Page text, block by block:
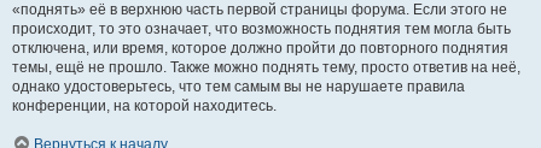
«поднять» её в верхнюю часть первой страницы форума. Если этого не
происходит, то это означает, что возможность поднятия тем могла быть
отключена, или время, которое должно пройти до повторного поднятия
темы, ещё не прошло. Также можно поднять тему, просто ответив на неё,
однако удостоверьтесь, что тем самым вы не нарушаете правила
конференции, на которой находитесь.
Вернуться к началу